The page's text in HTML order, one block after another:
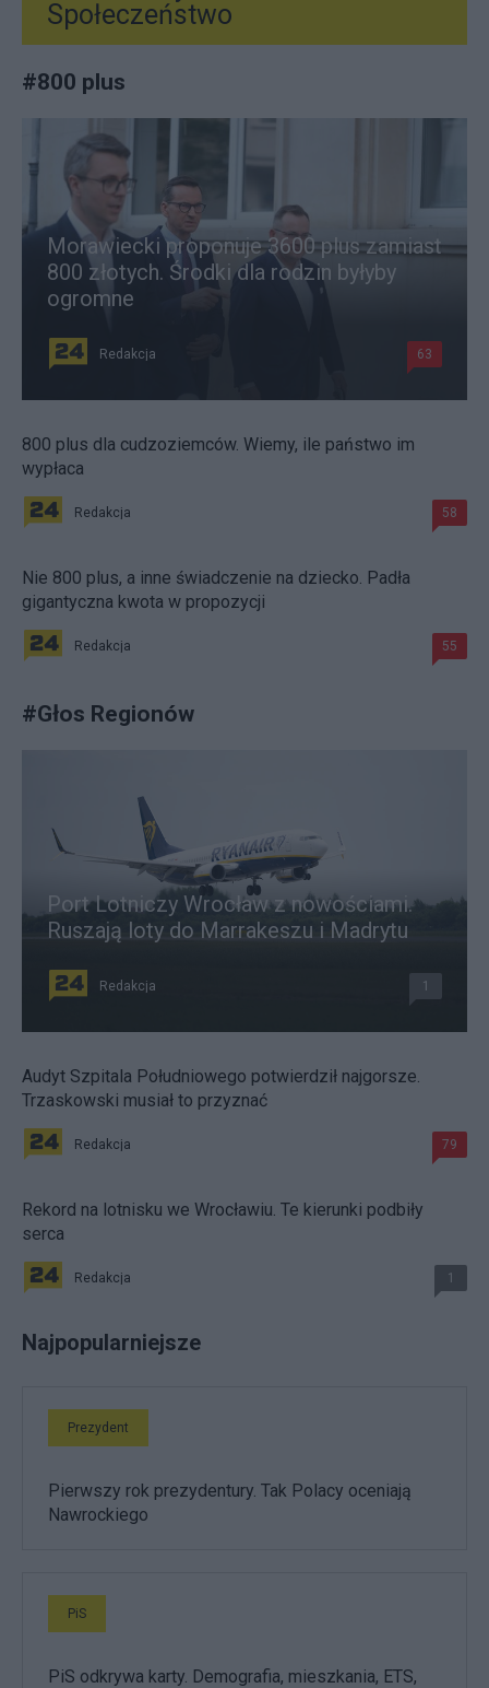
Społeczeństwo
#800 plus
Morawiecki proponuje 3600 plus zamiast
800 złotych. Środki dla rodzin byłyby
ogromne
Redakcja 63
800 plus dla cudzoziemców. Wiemy, ile państwo im
wypłaca
Redakcja 58
Nie 800 plus, a inne świadczenie na dziecko. Padła
gigantyczna kwota w propozycji
Redakcja 55
#Głos Regionów
Port Lotniczy Wrocław z nowościami.
Ruszają loty do Marrakeszu i Madrytu
Redakcja 1
Audyt Szpitala Południowego potwierdził najgorsze.
Trzaskowski musiał to przyznać
Redakcja 79
Rekord na lotnisku we Wrocławiu. Te kierunki podbiły
serca
Redakcja 1
Najpopularniejsze
Prezydent
Pierwszy rok prezydentury. Tak Polacy oceniają
Nawrockiego
PiS
PiS odkrywa karty. Demografia, mieszkania, ETS,